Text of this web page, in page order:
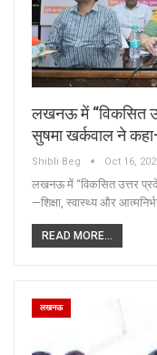
लखनऊ में “विकसित
सुषमा खर्कवाल ने
Shibli Beg Oct 16,
लखनऊ में “विकसित उत्तर
—शिक्षा, स्वास्थ्य और
READ MORE...
लखनऊ